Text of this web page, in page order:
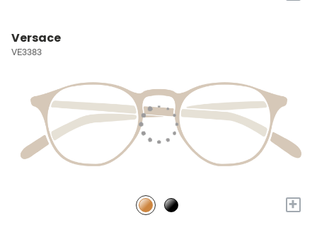
Versace
VE3383
+